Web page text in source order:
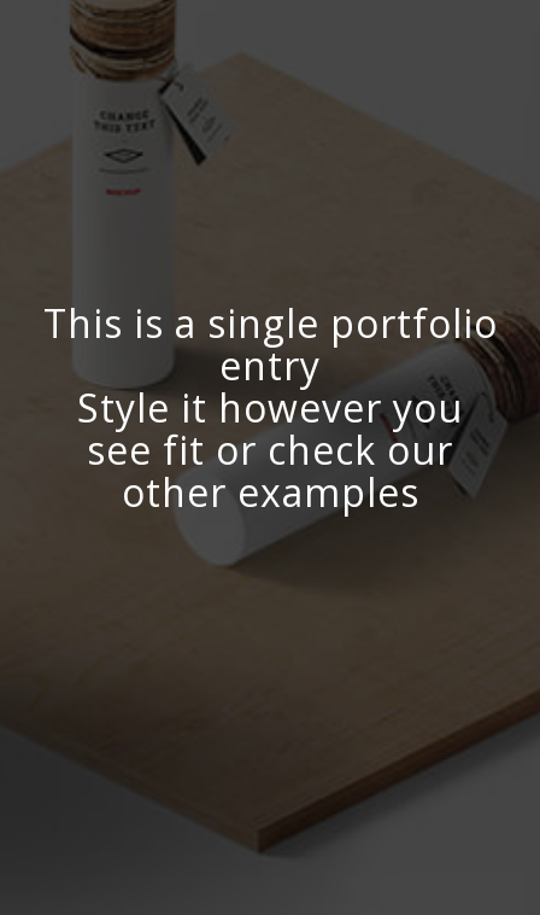
This is a single portfolio
entry
Style it however you
see fit or check our
other examples